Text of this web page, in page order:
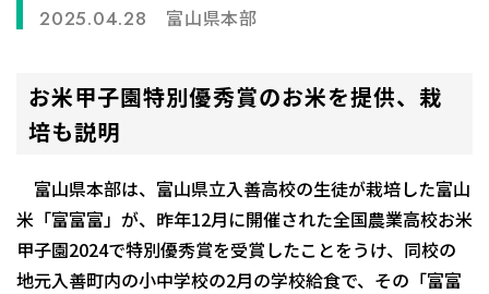
2025.04.28 富山県本部
お米甲子園特別優秀賞のお米を提供、栽
培も説明
富山県本部は、富山県立入善高校の生徒が栽培した富山
米「富富富」が、昨年12月に開催された全国農業高校お米
甲子園2024で特別優秀賞を受賞したことをうけ、同校の
地元入善町内の小中学校の2月の学校給食で、その「富富